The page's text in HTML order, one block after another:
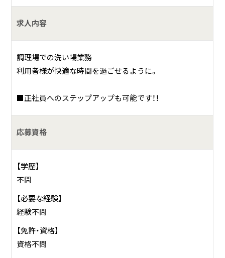
き出た天然温泉で疲れた体や心を癒します。
求人内容
調理場での洗い場業務
利用者様が快適な時間を過ごせるように。
■正社員へのステップアップも可能です！！
応募資格
【学歴】
不問
【必要な経験】
経験不問
【免許・資格】
資格不問